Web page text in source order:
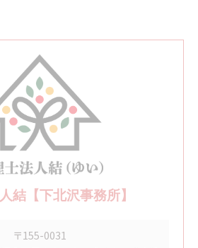
結【下北沢事務所】
〒155-0031